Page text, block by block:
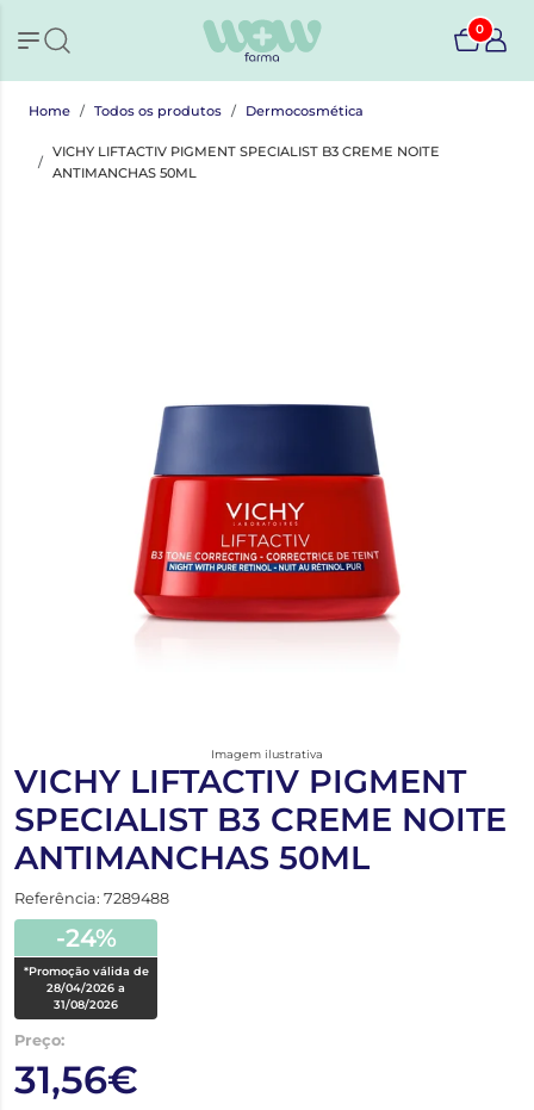
0
Home Todos os produtos Dermocosmética
VICHY LIFTACTIV PIGMENT SPECIALIST B3 CREME NOITE
ANTIMANCHAS 50ML
Imagem ilustrativa
VICHY LIFTACTIV PIGMENT
SPECIALIST B3 CREME NOITE
ANTIMANCHAS 50ML
Referência: 7289488
-24%
*Promoção válida de
28/04/2026 a
31/08/2026
Preço:
31,56€